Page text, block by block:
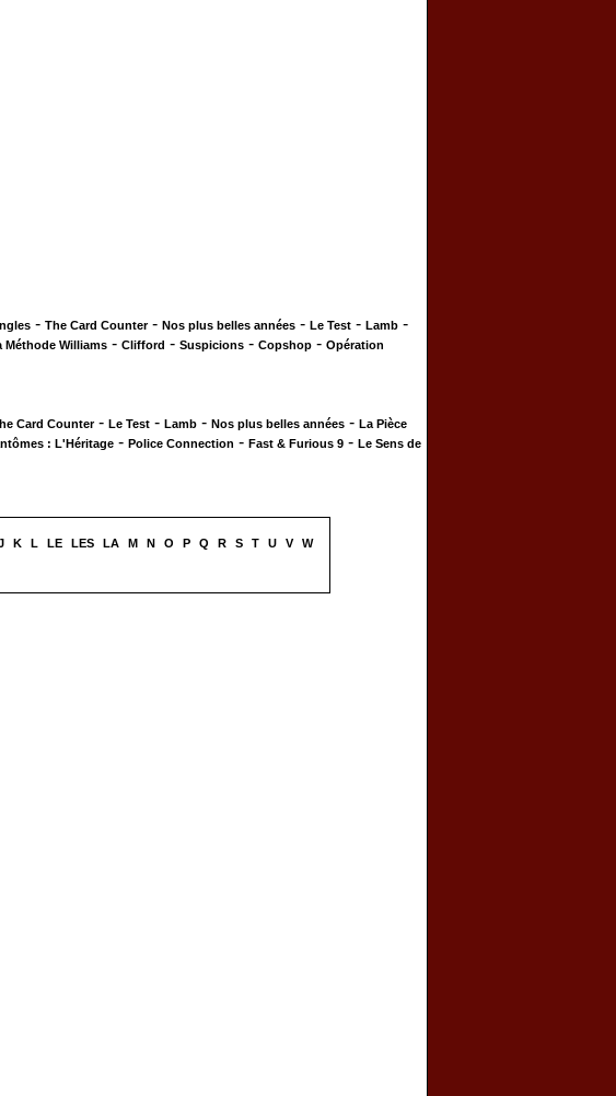
- The Card Counter- Nos plus belles années - Le Test - Lamb -
Méthode Williams - Clifford - Suspicions - Copshop - Opération
Card Counter- Le Test - Lamb - Nos plus belles années - La Pièce
: L'Héritage - Police Connection - Fast & Furious 9 - Le Sens de
K L LE LES LA M N O P Q R S T U V
W